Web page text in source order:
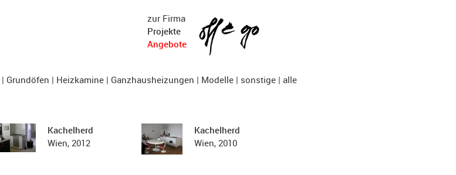
zur Firma
Projekte
Angebote
| Grundöfen | Heizkamine | Ganzhausheizungen | Modelle | sonstige | alle
Kachelherd
Wien, 2012
Kachelherd
Wien, 2010